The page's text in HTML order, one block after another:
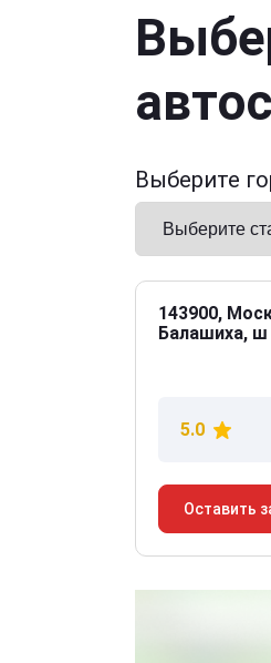
Выберите
143900,
Балашиха, ш
5.0
Оставить